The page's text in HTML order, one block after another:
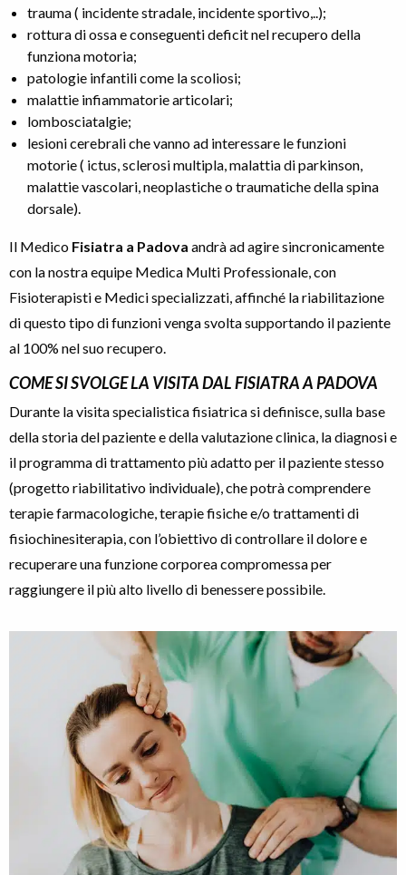
trauma ( incidente stradale, incidente sportivo,..);
rottura di ossa e conseguenti deficit nel recupero della
funziona motoria;
patologie infantili come la scoliosi;
malattie infiammatorie articolari;
lombosciatalgie;
lesioni cerebrali che vanno ad interessare le funzioni
motorie ( ictus, sclerosi multipla, malattia di parkinson,
malattie vascolari, neoplastiche o traumatiche della spina
dorsale).
Il Medico Fisiatra a Padova andrà ad agire sincronicamente
con la nostra equipe Medica Multi Professionale, con
Fisioterapisti e Medici specializzati, affinché la riabilitazione
di questo tipo di funzioni venga svolta supportando il paziente
al 100% nel suo recupero.
COME SI SVOLGE LA VISITA DALFISIATRA A PADOVA
Durante la visita specialistica fisiatrica si definisce, sulla base
della storia del paziente e della valutazione clinica, la diagnosi e
il programma di trattamento più adatto per il paziente stesso
(progetto riabilitativo individuale), che potrà comprendere
terapie farmacologiche, terapie fisiche e/o trattamenti di
fisiochinesiterapia, con l’obiettivo di controllare il dolore e
recuperare una funzione corporea compromessa per
raggiungere il più alto livello di benessere possibile.